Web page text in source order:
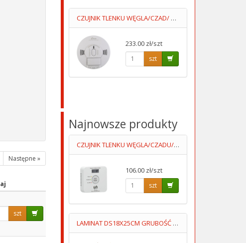
Następne »
szt
CZUJNIK TLENKU WĘGLA/CZAD/ + DYM KIDDE10SCO
233.00 zł/szt
szt
Najnowsze produkty
CZUJNIK TLENKU WĘGLA/CZADU/DCA004 Z WYŚWIETLACZEM 2XAA LUMIO
106.00 zł/szt
szt
LAMINAT DS18X25CM GRUBOŚĆ 1MM DWUSTRONNY